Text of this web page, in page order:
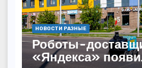
НОВОСТИ РАЗНЫЕ
Роботы-
«Яндекса»